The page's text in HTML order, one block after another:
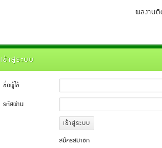
ผลงานติ
เข้าสู่ระบบ
ชื่อผู้ใช้
รหัสผ่าน
สมัครสมาชิก